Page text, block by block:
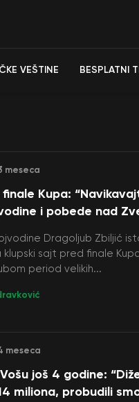
VEŠTINE BESPLATNI
meseca
Kupa:
i pobede nad
Dragoljub Zbiljić
sajt pred finale
period velikih...
meseca
još 4 godine:
miliona, probudili